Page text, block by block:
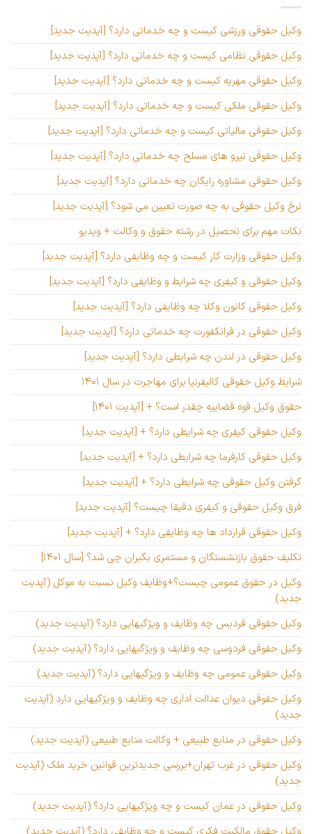
وکیل حقوقی ورزشی کیست و چه خدماتی دارد؟ [آپدیت جدید]
وکیل حقوقی نظامی کیست و چه خدماتی دارد؟ [آپدیت جدید]
وکیل حقوقی مهریه کیست و چه خدماتی دارد؟ [آپدیت جدید]
وکیل حقوقی ملکی کیست و چه خدماتی دارد؟ [آپدیت جدید]
وکیل حقوقی مالیاتی کیست و چه خدماتی دارد؟ [آپدیت جدید]
وکیل حقوقی نیرو های مسلح چه خدماتی دارد؟ [آپدیت جدید]
وکیل حقوقی مشاوره رایگان چه خدماتی دارد؟ [آپدیت جدید]
نرخ وکیل حقوقی به چه صورت تعیین می شود؟ [آپدیت جدید]
نکات مهم برای تحصیل در رشته حقوق و وکالت + ویدیو
وکیل حقوقی وزارت کار کیست و چه وظایفی دارد؟ [آپدیت جدید]
وکیل حقوقی و کیفری چه شرایط و وظایفی دارد؟ [آپدیت جدید]
وکیل حقوقی کانون وکلا چه وظایفی دارد؟ [آپدیت جدید]
وکیل حقوقی در فرانکفورت چه خدماتی دارد؟ [آپدیت جدید]
وکیل حقوقی در لندن چه شرایطی دارد؟ [آپدیت جدید]
شرایط وکیل حقوقی کالیفرنیا برای مهاجرت در سال ۱۴۰۱
حقوق وکیل قوه قضاییه چقدر است؟ + [آپدیت ۱۴۰۱]
وکیل حقوقی کیفری چه شرایطی دارد؟ + [آپدیت جدید]
وکیل حقوقی کارفرما چه شرایطی دارد؟ + [آپدیت جدید]
گرفتن وکیل حقوقی چه شرایطی دارد؟ + [آپدیت جدید]
فرق وکیل حقوقی و کیفری دقیقا چیست؟ [آپدیت جدید]
وکیل حقوقی قرارداد ها چه وظایفی دارد؟ + [آپدیت جدید]
تکلیف حقوق بازنشستگان و مستمری بگیران چی شد؟ [سال ۱۴۰۱]
وکیل در حقوق عمومی چیست؟+وظایف وکیل نسبت به موکل (آپدیت
جدید)
وکیل حقوقی فردیس چه وظایف و ویژگیهایی دارد؟ (آپدیت جدید)
وکیل حقوقی فردوسی چه وظایف و ویژگیهایی دارد؟ (آپدیت جدید)
وکیل حقوقی عمومی چه وظایف و ویژگیهایی دارد؟ (آپدیت جدید)
وکیل حقوقی دیوان عدالت اداری چه وظایف و ویژگیهایی دارد (آپدیت
جدید)
وکیل حقوقی در منابع طبیعی + وکالت منابع طبیعی (آپدیت جدید)
وکیل حقوقی در غرب تهران+بررسی جدیدترین قوانین خرید ملک (آپدیت
جدید)
وکیل حقوقی در عمان کیست و چه ویژگیهایی دارد؟ (آپدیت جدید)